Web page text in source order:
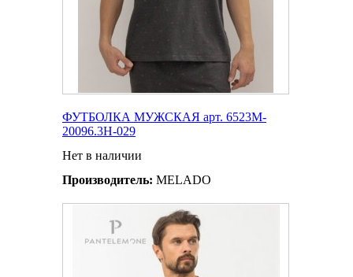
ФУТБОЛКА МУЖСКАЯ арт. 6523M-
20096.3H-029
Нет в наличии
Производитель: MELADO